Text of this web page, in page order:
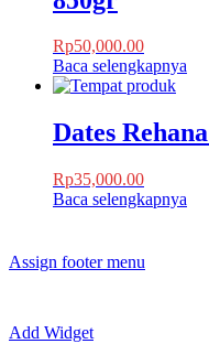
Rp50,000.00
Baca selengkapnya
Dates
Rp35,000.00
Baca selengkapnya
Assign footer menu
Add Widget